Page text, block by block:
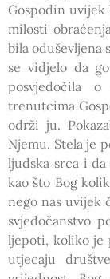
Gospodin uvijek
milosti
bila oduševljena
se vidjelo da
posvjedočila
trenutcima
održi ju.
Njemu. Stela je
ljudska srca i
kao što Bog
nego nas uvijek
svjedočanstvo
ljepoti, koliko je
utjecaju